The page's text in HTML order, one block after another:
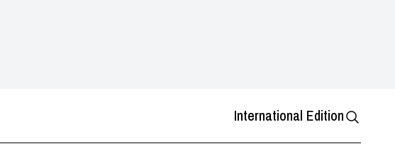
International Edition